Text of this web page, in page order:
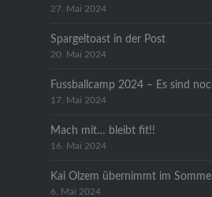
27. Mai 2024
Spargeltoast in der Post
20. Mai 2024
Fussballcamp 2024 – Es sind
17. Mai 2024
Mach mit… bleibt fit!!
16. Mai 2024
Kai Olzem übernimmt im
6. Mai 2024